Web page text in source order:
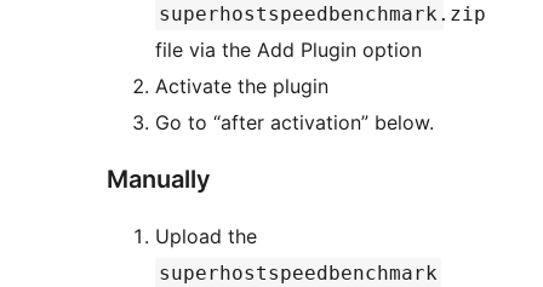
superhostspeedbenchmark.zip
file via the Add Plugin option
Activate the plugin
Go to “after activation” below.
Manually
Upload the
superhostspeedbenchmark